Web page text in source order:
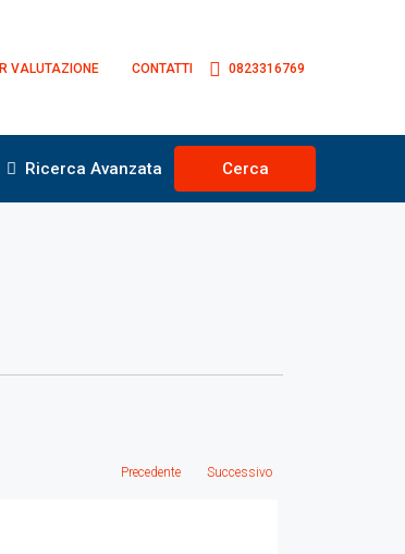
VALUTAZIONE CONTATTI 0823316769
Ricerca Avanzata Cerca
Precedente Successivo